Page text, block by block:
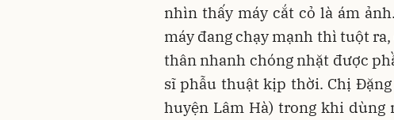
nhìn thấy máy cắt cỏ là ám
máy đang chạy mạnh thì tuột
thân nhanh chóng nhặt được
sĩ phẫu thuật kịp thời. Chị
huyện Lâm Hà) trong khi dùng